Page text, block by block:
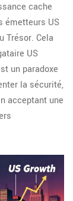
cache
émetteurs US
Trésor. Cela
US
un paradoxe
la sécurité,
acceptant une